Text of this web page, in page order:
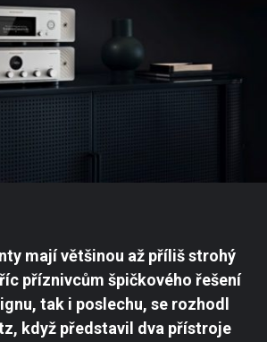
mají většinou až příliš strohý
příznivcům špičkového řešení
tak i poslechu, se rozhodl
když představil dva přístroje